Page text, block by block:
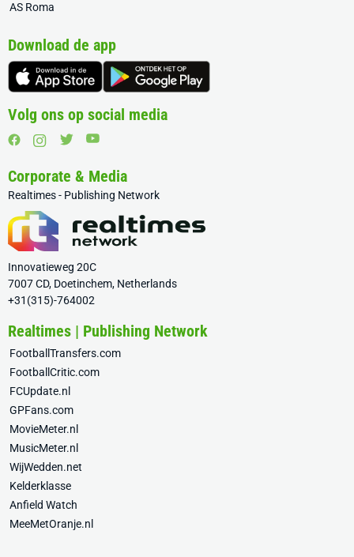
AS Roma
Download de app
Volg ons op social media
Corporate & Media
Realtimes - Publishing Network
Innovatieweg 20C
7007 CD, Doetinchem, Netherlands
+31(315)-764002
Realtimes | Publishing Network
FootballTransfers.com
FootballCritic.com
FCUpdate.nl
GPFans.com
MovieMeter.nl
MusicMeter.nl
WijWedden.net
Kelderklasse
Anfield Watch
MeeMetOranje.nl